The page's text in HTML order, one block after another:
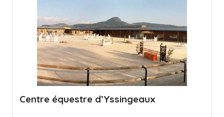
Centre équestre d’Yssingeaux